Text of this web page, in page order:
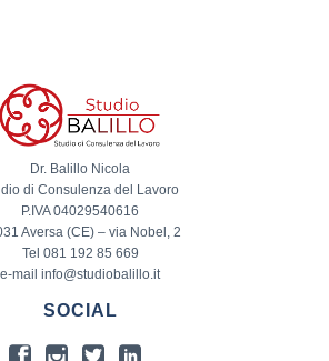
Dr. Balillo Nicola
di Consulenza del Lavoro
P.IVA 04029540616
Aversa (CE) – via Nobel, 2
Tel 081 192 85 669
e-mail info@studiobalillo.it
SOCIAL